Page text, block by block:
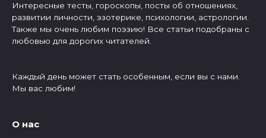
Интересные тесты, гороскопы, посты об отношениях,
развитии личности, эзотерике, психологии, астрологии.
Также мы очень любим поэзию! Все статьи подобраны с
любовью для дорогих читателей.
Каждый день может стать особенным, если вы с нами.
Мы вас любим!
О нас